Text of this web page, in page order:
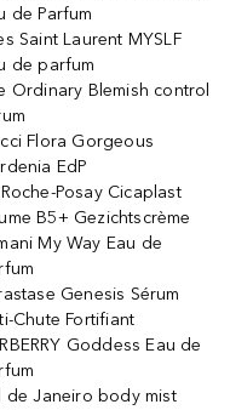
de Parfum
Saint Laurent MYSLF
de parfum
Ordinary Blemish control
Flora Gorgeous
EdP
Posay Cicaplast
B5+ Gezichtscrème
My Way Eau de
Genesis Sérum
Chute Fortifiant
Goddess Eau de
de Janeiro body mist